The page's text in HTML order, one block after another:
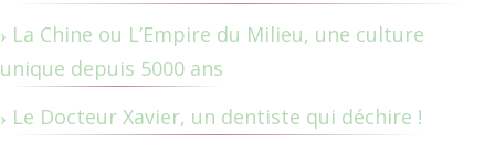
La Chine ou L’Empire du Milieu, une culture
unique depuis 5000 ans
Le Docteur Xavier, un dentiste qui déchire !